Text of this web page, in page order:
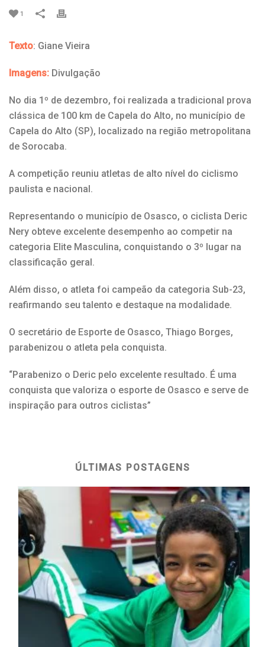
1
Texto: Giane Vieira
Imagens: Divulgação
No dia 1º de dezembro, foi realizada a tradicional prova
clássica de 100 km de Capela do Alto, no município de
Capela do Alto (SP), localizado na região metropolitana
de Sorocaba.
A competição reuniu atletas de alto nível do ciclismo
paulista e nacional.
Representando o município de Osasco, o ciclista Deric
Nery obteve excelente desempenho ao competir na
categoria Elite Masculina, conquistando o 3º lugar na
classificação geral.
Além disso, o atleta foi campeão da categoria Sub-23,
reafirmando seu talento e destaque na modalidade.
O secretário de Esporte de Osasco, Thiago Borges,
parabenizou o atleta pela conquista.
“Parabenizo o Deric pelo excelente resultado. É uma
conquista que valoriza o esporte de Osasco e serve de
inspiração para outros ciclistas”
ÚLTIMAS POSTAGENS